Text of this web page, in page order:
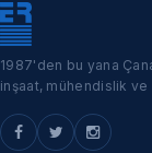
1987'den bu yana
inşaat, mühendislik ve